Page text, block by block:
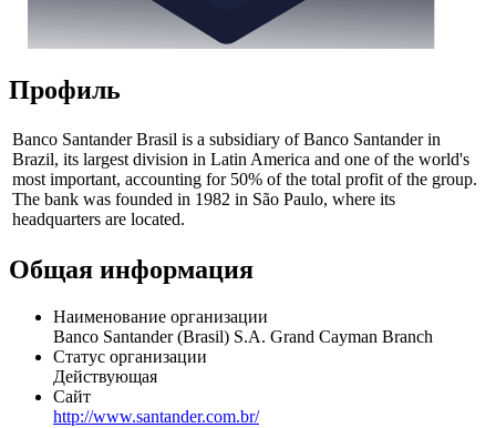
Профиль
Banco Santander Brasil is a subsidiary of Banco Santander in
Brazil, its largest division in Latin America and one of the world's
most important, accounting for 50% of the total profit of the group.
The bank was founded in 1982 in São Paulo, where its
headquarters are located.
Общая информация
Наименование организации
Banco Santander (Brasil) S.A. Grand Cayman Branch
Статус организации
Действующая
Сайт
http://www.santander.com.br/